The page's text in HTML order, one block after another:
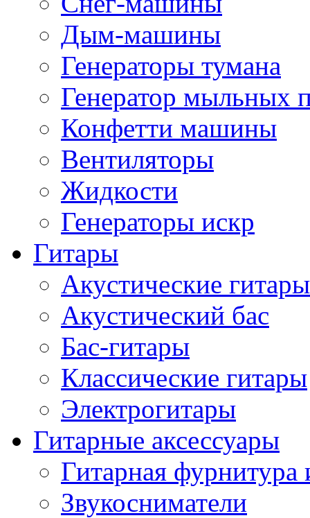
Дым-машины
Генераторы тумана
Генератор мыльных
Конфетти машины
Вентиляторы
Жидкости
Генераторы искр
Гитары
Акустические гитары
Акустический бас
Бас-гитары
Классические гитары
Электрогитары
Гитарные аксессуары
Гитарная фурнитура
Звукосниматели